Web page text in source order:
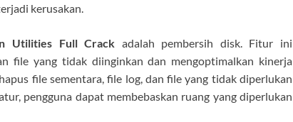
kerusakan.
Utilities Full Crack adalah pembersih disk. Fitur ini
file yang tidak diinginkan dan mengoptimalkan kinerja
file sementara, file log, dan file yang tidak diperlukan
pengguna dapat membebaskan ruang yang diperlukan